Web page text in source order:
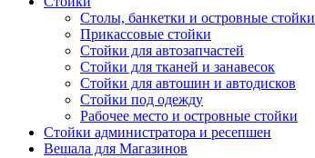
Столы, банкетки и островные стойки
Прикассовые стойки
Стойки для автозапчастей
Стойки для тканей и занавесок
Стойки для автошин и автодисков
Стойки под одежду
Рабочее место и островные стойки
Стойки администратора и ресепшен
Вешала для Магазинов